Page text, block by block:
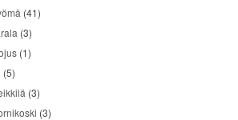
(41)
(3)
(1)
(5)
(3)
(3)